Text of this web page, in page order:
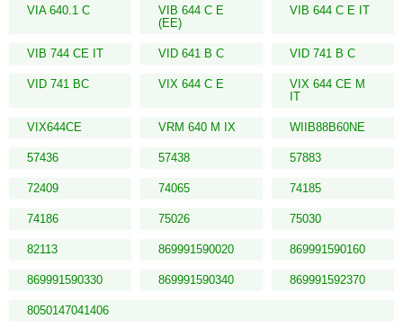
VIA 640.1 C
VIB 644 C E
(EE)
VIB 644 C E IT
VIB 744 CE IT VID 641 B C VID 741 B C
VID 741 BC VIX 644 C E
VIX 644 CE M
IT
VIX644CE VRM 640 M IX WIIB88B60NE
57436 57438 57883
72409 74065 74185
74186 75026 75030
82113 869991590020 869991590160
869991590330 869991590340 869991592370
8050147041406